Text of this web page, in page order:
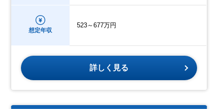
想定年収
523～677万円
詳しく見る